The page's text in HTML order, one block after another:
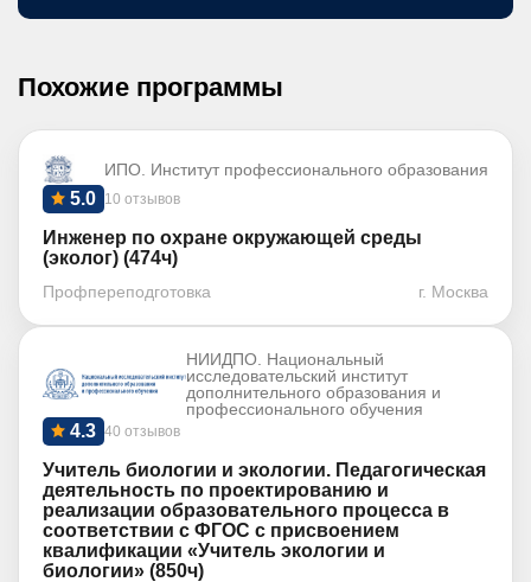
Похожие программы
ИПО. Институт профессионального образования
10 отзывов
5.0
Инженер по охране окружающей среды
(эколог) (474ч)
Профпереподготовка г. Москва
НИИДПО. Национальный
исследовательский институт
дополнительного образования и
профессионального обучения
40 отзывов
4.3
Учитель биологии и экологии. Педагогическая
деятельность по проектированию и
реализации образовательного процесса в
соответствии с ФГОС с присвоением
квалификации «Учитель экологии и
биологии» (850ч)